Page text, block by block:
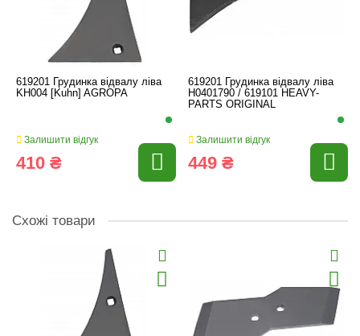
619201 Грудинка відвалу ліва
KH004 [Kuhn] AGROPA
Залишити відгук
410 ₴
619201 Грудинка відвалу ліва
H0401790 / 619101 HEAVY-
PARTS ORIGINAL
Залишити відгук
449 ₴
Схожі товари